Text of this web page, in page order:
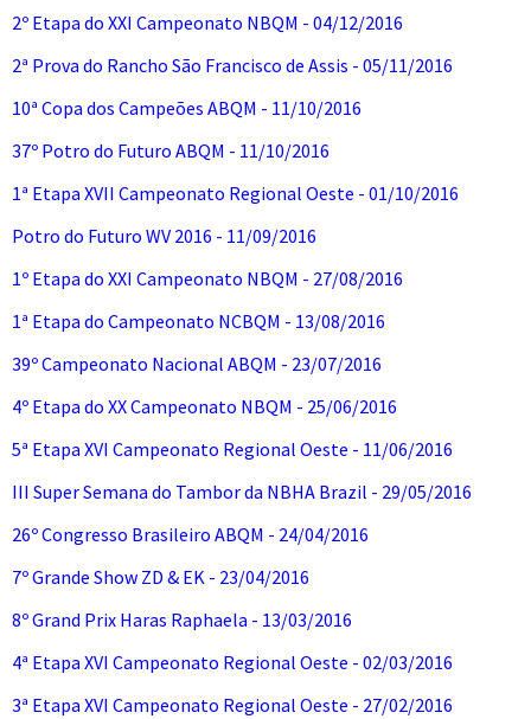
2º Etapa do XXI Campeonato NBQM - 04/12/2016
2ª Prova do Rancho São Francisco de Assis - 05/11/2016
10ª Copa dos Campeões ABQM - 11/10/2016
37º Potro do Futuro ABQM - 11/10/2016
1ª Etapa XVII Campeonato Regional Oeste - 01/10/2016
Potro do Futuro WV 2016 - 11/09/2016
1º Etapa do XXI Campeonato NBQM - 27/08/2016
1ª Etapa do Campeonato NCBQM - 13/08/2016
39º Campeonato Nacional ABQM - 23/07/2016
4º Etapa do XX Campeonato NBQM - 25/06/2016
5ª Etapa XVI Campeonato Regional Oeste - 11/06/2016
III Super Semana do Tambor da NBHA Brazil - 29/05/2016
26º Congresso Brasileiro ABQM - 24/04/2016
7º Grande Show ZD & EK - 23/04/2016
8º Grand Prix Haras Raphaela - 13/03/2016
4ª Etapa XVI Campeonato Regional Oeste - 02/03/2016
3ª Etapa XVI Campeonato Regional Oeste - 27/02/2016